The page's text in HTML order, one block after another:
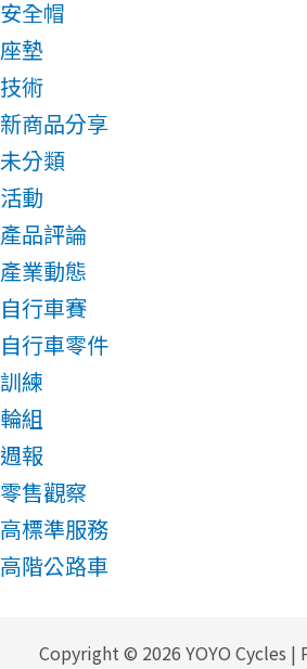
安全帽
座墊
技術
新商品分享
未分類
活動
產品評論
產業動態
自行車賽
自行車零件
訓練
輪組
週報
零售觀察
高標準服務
高階公路車
Copyright © 2026 YOYO Cycles |